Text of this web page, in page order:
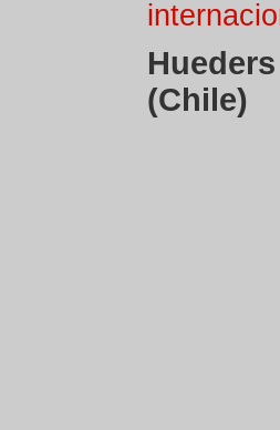
Hueders
(Chile)